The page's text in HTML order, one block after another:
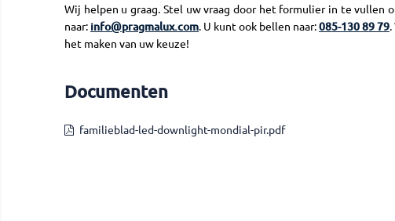
Wij helpen u graag. Stel uw vraag door het formulier in te vullen
naar: info@pragmalux.com. U kunt ook bellen naar:085-130 89 79
het maken van uw keuze!
Documenten
familieblad-led-downlight-mondial-pir.pdf